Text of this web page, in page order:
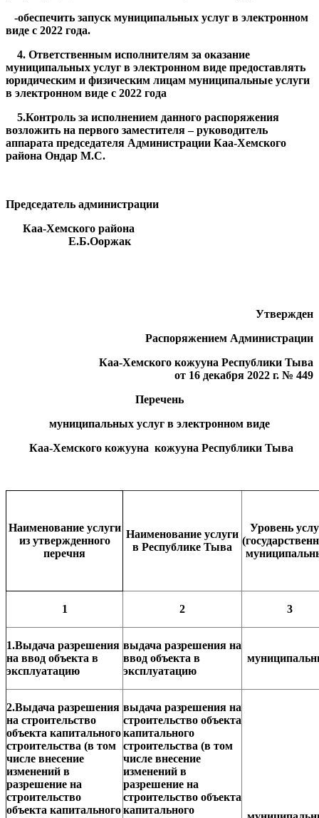
-обеспечить запуск муниципальных услуг в электронном
виде с 2022 года.
4. Ответственным исполнителям за оказание
муниципальных услуг в электронном виде предоставлять
юридическим и физическим лицам муниципальные услуги
в электронном виде с 2022 года
5.Контроль за исполнением данного распоряжения
возложить на первого заместителя – руководитель
аппарата председателя Администрации Каа-Хемского
района Ондар М.С.
Председатель администрации
Каа-Хемского района
Е.Б.Ооржак
Утвержден
Распоряжением Администрации
Каа-Хемского кожууна Республики Тыва
от 16 декабря 2022 г. № 449
Перечень
муниципальных услуг в электронном виде
Каа-Хемского кожууна кожууна Республики Тыва
Наименование услуги
из утвержденного
перечня
Наименование услуги
в Республике Тыва
Уровень
1 2 3
1.Выдача разрешения
на ввод объекта в
эксплуатацию
выдача разрешения на
ввод объекта в
эксплуатацию
2.Выдача разрешения
на строительство
объекта капитального
строительства (в том
числе внесение
изменений в
разрешение на
строительство
объекта капитального
выдача разрешения на
строительство объекта
капитального
строительства (в том
числе внесение
изменений в
разрешение на
строительство объекта
капитального